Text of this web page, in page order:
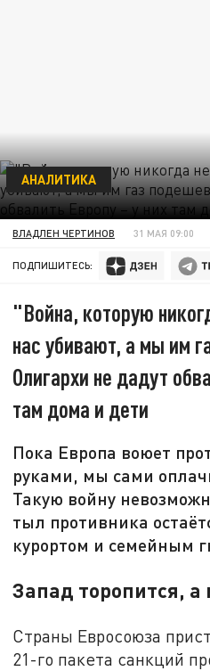
АНАЛИТИКА
ВЛАДЛЕН ЧЕРТИНОВ 31 МАЯ 09:00
ПОДПИШИТЕСЬ:
"Война, которую
нас убивают, а мы им
Олигархи не дадут
там дома и дети
Пока Европа воюет
руками, мы сами
Такую войну
тыл противника
курортом и семейным
Запад торопится, а
Страны Евросоюза
21-го пакета санкций